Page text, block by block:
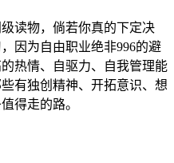
读物，倘若你真的下定决
因为自由职业绝非996的避
热情、自驱力、自我管理能
有独创精神、开拓意识、想
得走的路。